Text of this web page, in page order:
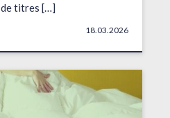
de titres […]
18.03.2026